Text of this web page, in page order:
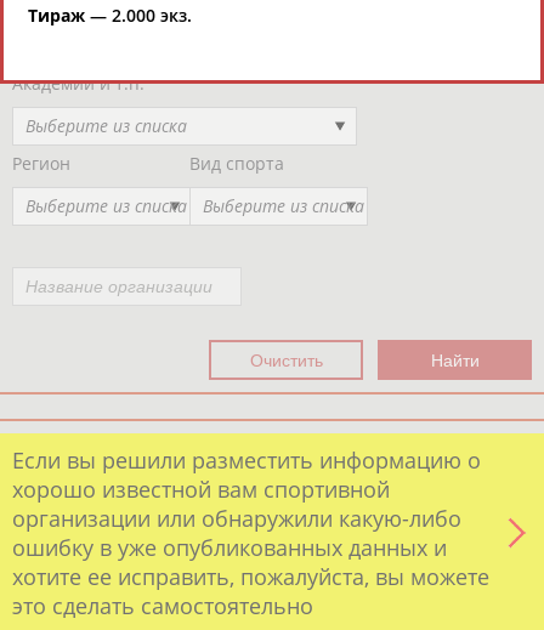
Академии и т.п.
Выберите из списка
Регион
Выберите из списка
Вид спорта
Выберите из списка
Если вы решили разместить информацию о
хорошо известной вам спортивной
организации или обнаружили какую-либо
ошибку в уже опубликованных данных и
хотите ее исправить, пожалуйста, вы можете
это сделать самостоятельно
Тираж — 2.000 экз.